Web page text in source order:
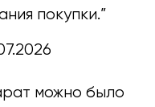
покупки.”
можно было